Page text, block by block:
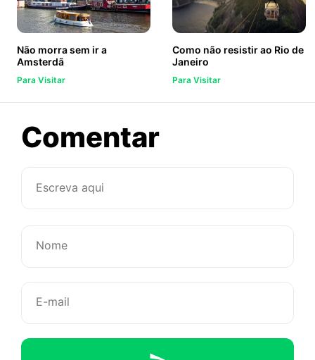
Não morra sem ir a
Amsterdã
Para Visitar
Como não resistir ao Rio de
Janeiro
Para Visitar
Comentarsobre
Amsterdã